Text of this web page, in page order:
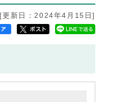
[更新日：2024年4月15日]